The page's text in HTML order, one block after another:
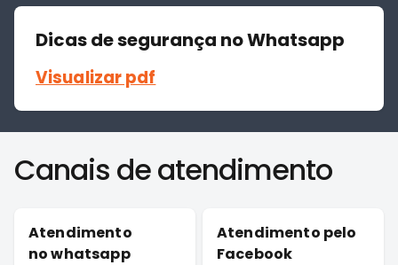
Dicas de segurança no Whatsapp
Visualizar pdf
Canais de atendimento
Atendimento
no whatsapp
Atendimento pelo
Facebook